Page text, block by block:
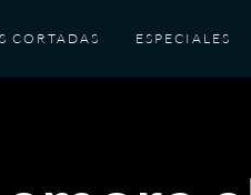
CORTADAS ESPECIALES